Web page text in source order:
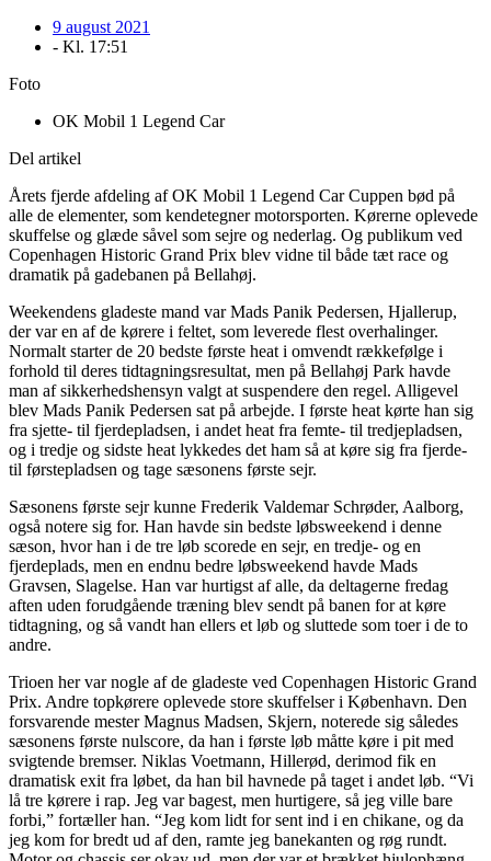
9 august 2021
- Kl. 17:51
Foto
OK Mobil 1 Legend Car
Del artikel
Årets fjerde afdeling af OK Mobil 1 Legend Car Cuppen bød på
alle de elementer, som kendetegner motorsporten. Kørerne oplevede
skuffelse og glæde såvel som sejre og nederlag. Og publikum ved
Copenhagen Historic Grand Prix blev vidne til både tæt race og
dramatik på gadebanen på Bellahøj.
Weekendens gladeste mand var Mads Panik Pedersen, Hjallerup,
der var en af de kørere i feltet, som leverede flest overhalinger.
Normalt starter de 20 bedste første heat i omvendt rækkefølge i
forhold til deres tidtagningsresultat, men på Bellahøj Park havde
man af sikkerhedshensyn valgt at suspendere den regel. Alligevel
blev Mads Panik Pedersen sat på arbejde. I første heat kørte han sig
fra sjette- til fjerdepladsen, i andet heat fra femte- til tredjepladsen,
og i tredje og sidste heat lykkedes det ham så at køre sig fra fjerde-
til førstepladsen og tage sæsonens første sejr.
Sæsonens første sejr kunne Frederik Valdemar Schrøder, Aalborg,
også notere sig for. Han havde sin bedste løbsweekend i denne
sæson, hvor han i de tre løb scorede en sejr, en tredje- og en
fjerdeplads, men en endnu bedre løbsweekend havde Mads
Gravsen, Slagelse. Han var hurtigst af alle, da deltagerne fredag
aften uden forudgående træning blev sendt på banen for at køre
tidtagning, og så vandt han ellers et løb og sluttede som toer i de to
andre.
Trioen her var nogle af de gladeste ved Copenhagen Historic Grand
Prix. Andre topkørere oplevede store skuffelser i København. Den
forsvarende mester Magnus Madsen, Skjern, noterede sig således
sæsonens første nulscore, da han i første løb måtte køre i pit med
svigtende bremser. Niklas Voetmann, Hillerød, derimod fik en
dramatisk exit fra løbet, da han bil havnede på taget i andet løb. “Vi
lå tre kørere i rap. Jeg var bagest, men hurtigere, så jeg ville bare
forbi,” fortæller han. “Jeg kom lidt for sent ind i en chikane, og da
jeg kom for bredt ud af den, ramte jeg banekanten og røg rundt.